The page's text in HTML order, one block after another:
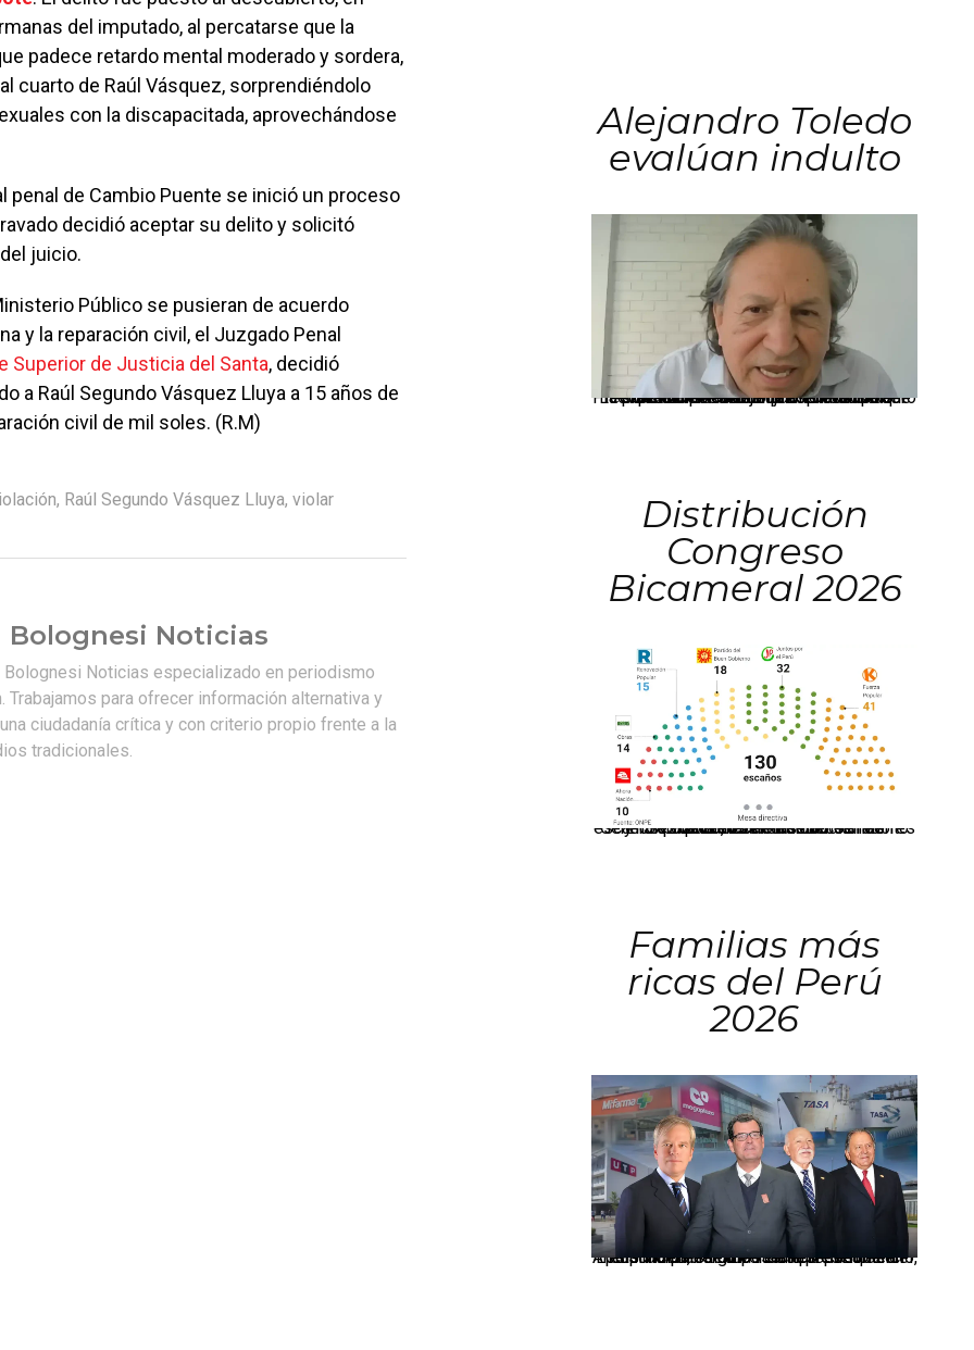
del imputado, al percatarse que la
padece retardo mental moderado y sordera,
cuarto de Raúl Vásquez, sorprendiéndolo
con la discapacitada, aprovechándose
penal de Cambio Puente se inició un proceso
decidió aceptar su delito y solicitó
juicio.
Público se pusieran de acuerdo
y la reparación civil, el Juzgado Penal
Superior de Justicia del Santa, decidió
a Raúl Segundo Vásquez Lluya a 15 años de
civil de mil soles. (R.M)
, Raúl Segundo Vásquez Lluya, violar
Bolognesi Noticias
Noticias especializado en periodismo
Trabajamos para ofrecer información alternativa y
ciudadanía crítica y con criterio propio frente a la
tradicionales.
Alejandro Toledo
evalúan indulto
La presidenta Keiko Fujimori informó que la solicitud de indulto presentada por el expresidente Alejandro Toledo será evaluada por la Comisión de Gracias Presidenciales conforme al procedimiento establecido.
Distribución
Congreso
Bicameral 2026
El JNE oficializó la distribución de escaños para la elección de 60 senadores y 130 diputados en las Elecciones Generales 2026, tras el restablecimiento de la Bicameralidad.
Familias más
ricas del Perú
2026
Los principales grupos empresariales del país mantienen una fuerte presencia en Áncash mediante inversiones en comercio, educación, salud e industria pesquera.